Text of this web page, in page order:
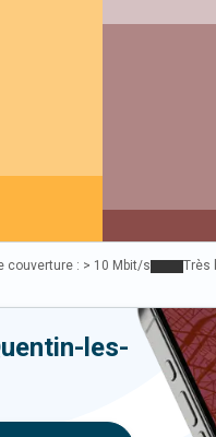
couverture : > 10 Mbit/s Très
les-